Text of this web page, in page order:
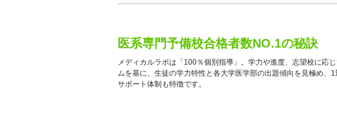
医系専門予備校合格者数NO.1の秘訣
メディカルラボは「100％個別指導」。学力や進度、志望校に応
ムを基に、生徒の学力特性と各大学医学部の出題傾向を見極め
サポート体制も特徴です。